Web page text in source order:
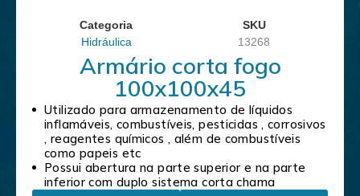
Categoria
Hidráulica
SKU
13268
Armário corta fogo
100x100x45
Utilizado para armazenamento de líquidos
inflamáveis, combustíveis, pesticidas , corrosivos
, reagentes químicos , além de combustíveis
como papeis etc
Possui abertura na parte superior e na parte
inferior com duplo sistema corta chama